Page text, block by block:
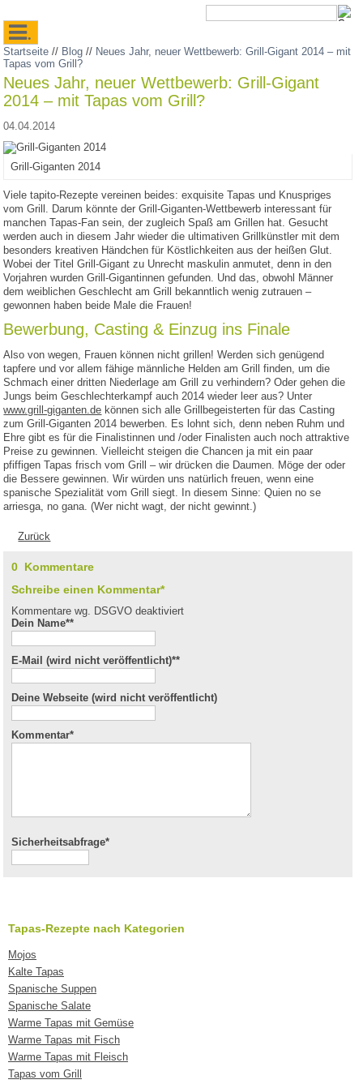
.
Startseite // Blog // Neues Jahr, neuer Wettbewerb: Grill-Gigant 2014 – mit
Tapas vom Grill?
Neues Jahr, neuer Wettbewerb: Grill-Gigant
2014 – mit Tapas vom Grill?
04.04.2014
Grill-Giganten 2014
Viele tapito-Rezepte vereinen beides: exquisite Tapas und Knuspriges
vom Grill. Darum könnte der Grill-Giganten-Wettbewerb interessant für
manchen Tapas-Fan sein, der zugleich Spaß am Grillen hat. Gesucht
werden auch in diesem Jahr wieder die ultimativen Grillkünstler mit dem
besonders kreativen Händchen für Köstlichkeiten aus der heißen Glut.
Wobei der Titel Grill-Gigant zu Unrecht maskulin anmutet, denn in den
Vorjahren wurden Grill-Gigantinnen gefunden. Und das, obwohl Männer
dem weiblichen Geschlecht am Grill bekanntlich wenig zutrauen –
gewonnen haben beide Male die Frauen!
Bewerbung, Casting & Einzug ins Finale
Also von wegen, Frauen können nicht grillen! Werden sich genügend
tapfere und vor allem fähige männliche Helden am Grill finden, um die
Schmach einer dritten Niederlage am Grill zu verhindern? Oder gehen die
Jungs beim Geschlechterkampf auch 2014 wieder leer aus? Unter
www.grill-giganten.de können sich alle Grillbegeisterten für das Casting
zum Grill-Giganten 2014 bewerben. Es lohnt sich, denn neben Ruhm und
Ehre gibt es für die Finalistinnen und /oder Finalisten auch noch attraktive
Preise zu gewinnen. Vielleicht steigen die Chancen ja mit ein paar
pfiffigen Tapas frisch vom Grill – wir drücken die Daumen. Möge der oder
die Bessere gewinnen. Wir würden uns natürlich freuen, wenn eine
spanische Spezialität vom Grill siegt. In diesem Sinne: Quien no se
arriesga, no gana. (Wer nicht wagt, der nicht gewinnt.)
Zurück
0 Kommentare
Schreibe einen Kommentar*
Kommentare wg. DSGVO deaktiviert
Dein Name**
E-Mail (wird nicht veröffentlicht)**
Deine Webseite (wird nicht veröffentlicht)
Kommentar*
Sicherheitsabfrage*
Tapas-Rezepte nach Kategorien
Mojos
Kalte Tapas
Spanische Suppen
Spanische Salate
Warme Tapas mit Gemüse
Warme Tapas mit Fisch
Warme Tapas mit Fleisch
Tapas vom Grill